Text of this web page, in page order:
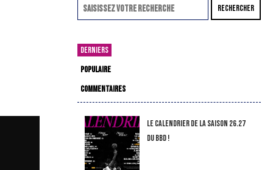
RECHERCHER
DERNIERS
POPULAIRE
COMMENTAIRES
LE CALENDRIER DE LA SAISON 26.27
DU BBD !